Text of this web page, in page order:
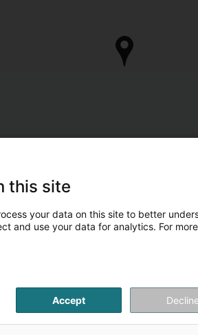
this site
your data on this site to better
and use your data for analytics. For
Accept Decline